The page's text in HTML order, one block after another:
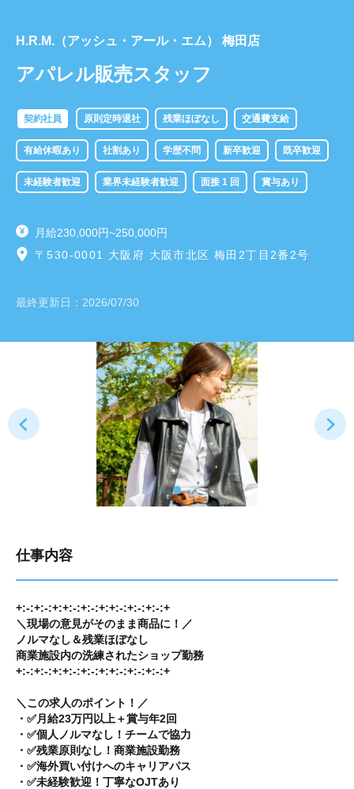
​H.R.M.（アッシュ・アール・エム） 梅田店
アパレル販売スタッフ
契約社員 原則定時退社 残業ほぼなし 交通費支給
有給休暇あり 社割あり 学歴不問 新卒歓迎 既卒歓迎
未経験者歓迎 業界未経験者歓迎 面接 1 回 賞与あり
月給230,000円~250,000円
〒530-0001 大阪府 大阪市北区 梅田2丁目2番2号
最終更新日： 2026/07/30
仕事内容
+:-:+:-:+:+:-:+:-:+:+:-:+:-:+:-:+
＼現場の意見がそのまま商品に！／
ノルマなし＆残業ほぼなし
商業施設内の洗練されたショップ勤務
+:-:+:-:+:+:-:+:-:+:+:-:+:-:+:-:+
＼この求人のポイント！／
・✅月給23万円以上＋賞与年2回
・✅個人ノルマなし！チームで協力
・✅残業原則なし！商業施設勤務
・✅海外買い付けへのキャリアパス
・✅未経験歓迎！丁寧なOJTあり